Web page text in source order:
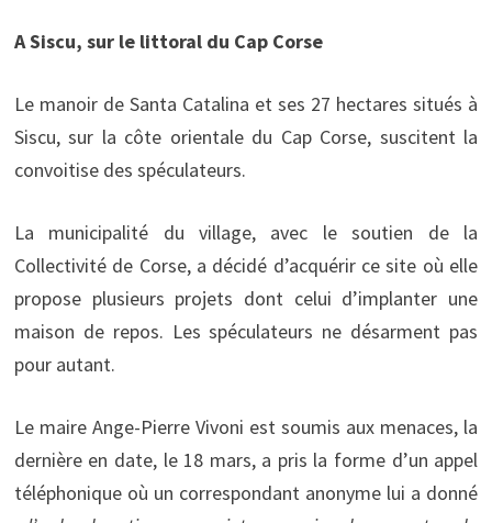
A Siscu, sur le littoral du Cap Corse
Le manoir de Santa Catalina et ses 27 hectares situés à
Siscu, sur la côte orientale du Cap Corse, suscitent la
convoitise des spéculateurs.
La municipalité du village, avec le soutien de la
Collectivité de Corse, a décidé d’acquérir ce site où elle
propose plusieurs projets dont celui d’implanter une
maison de repos. Les spéculateurs ne désarment pas
pour autant.
Le maire Ange-Pierre Vivoni est soumis aux menaces, la
dernière en date, le 18 mars, a pris la forme d’un appel
téléphonique où un correspondant anonyme lui a donné